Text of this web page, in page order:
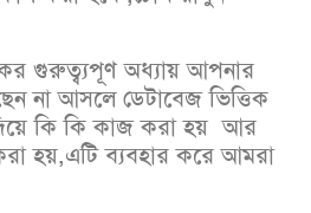
গুরুত্ব্যপূণ অধ‌্যায় আপনার
না আসলে ডেটাবেজ ভিত্তিক
কি কি কাজ করা হয় আর
হয়,এটি ব্যবহার করে আমরা